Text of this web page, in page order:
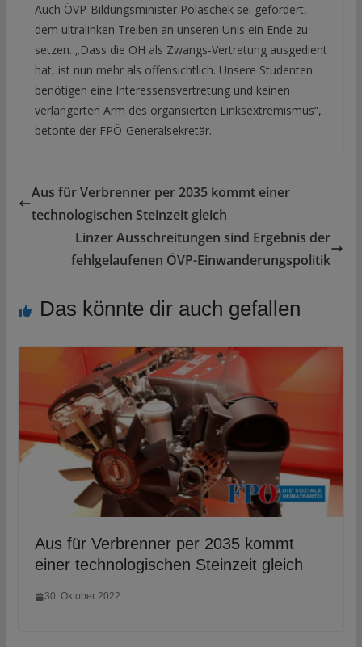
Auch ÖVP-Bildungsminister Polaschek sei gefordert,
dem ultralinken Treiben an unseren Unis ein Ende zu
setzen. „Dass die ÖH als Zwangs-Vertretung ausgedient
hat, ist nun mehr als offensichtlich. Unsere Studenten
benötigen eine Interessensvertretung und keinen
verlängerten Arm des organsierten Linksextremismus“,
betonte der FPÖ-Generalsekretär.
Aus für Verbrenner per 2035 kommt einer
technologischen Steinzeit gleich
Linzer Ausschreitungen sind Ergebnis der
fehlgelaufenen ÖVP-Einwanderungspolitik
Das könnte dir auch gefallen
Aus für Verbrenner per 2035 kommt
einer technologischen Steinzeit gleich
30. Oktober 2022